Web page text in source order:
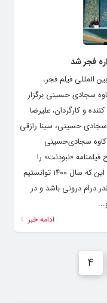
فجر شد
المللی فیلم فجر،
سجادی حسینی برگزار
و کارگردان، علیرضا
حسینی، سینا رازقی
کاوه‌ سجادی‌حسینی
«نبودنت» را
صادق خوشحال سال ۱۳۹۵ برایم تعریف کرد تا این که سال ۱۴۰۰ توانستیم
درام درونی باشد و در
ادامه خبر
4